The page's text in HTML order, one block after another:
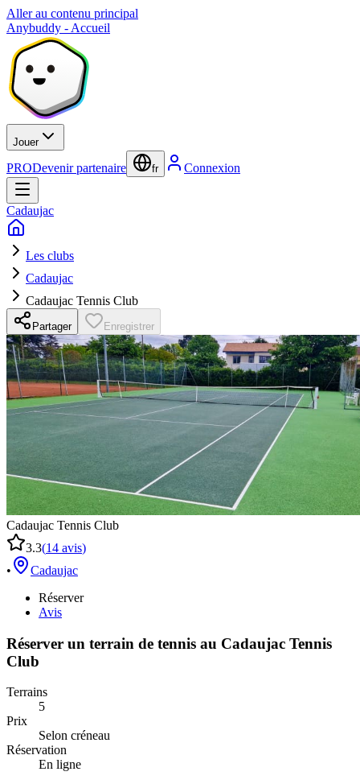
Aller au contenu principal
Anybuddy - Accueil
Jouer
PRODevenir partenaire fr Connexion
Cadaujac
Les clubs
Cadaujac
Cadaujac Tennis Club
Partager Enregistrer
Cadaujac Tennis Club
3.3(14 avis)
•
Cadaujac
Réserver
Avis
Réserver un terrain de tennis au Cadaujac Tennis
Club
Terrains
5
Prix
Selon créneau
Réservation
En ligne